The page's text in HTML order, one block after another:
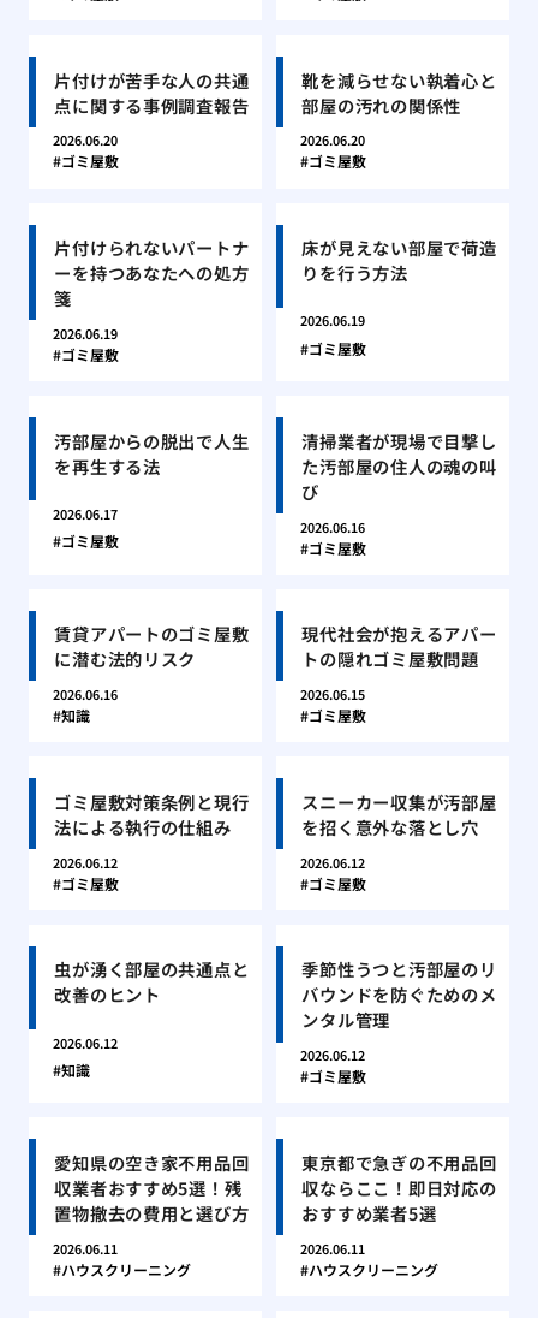
片付けが苦手な人の共通
点に関する事例調査報告
2026.06.20
ゴミ屋敷
靴を減らせない執着心と
部屋の汚れの関係性
2026.06.20
ゴミ屋敷
片付けられないパートナ
ーを持つあなたへの処方
箋
2026.06.19
ゴミ屋敷
床が見えない部屋で荷造
りを行う方法
2026.06.19
ゴミ屋敷
汚部屋からの脱出で人生
を再生する法
2026.06.17
ゴミ屋敷
清掃業者が現場で目撃し
た汚部屋の住人の魂の叫
び
2026.06.16
ゴミ屋敷
賃貸アパートのゴミ屋敷
に潜む法的リスク
2026.06.16
知識
現代社会が抱えるアパー
トの隠れゴミ屋敷問題
2026.06.15
ゴミ屋敷
ゴミ屋敷対策条例と現行
法による執行の仕組み
2026.06.12
ゴミ屋敷
スニーカー収集が汚部屋
を招く意外な落とし穴
2026.06.12
ゴミ屋敷
虫が湧く部屋の共通点と
改善のヒント
2026.06.12
知識
季節性うつと汚部屋のリ
バウンドを防ぐためのメ
ンタル管理
2026.06.12
ゴミ屋敷
愛知県の空き家不用品回
収業者おすすめ5選！残
置物撤去の費用と選び方
2026.06.11
ハウスクリーニング
東京都で急ぎの不用品回
収ならここ！即日対応の
おすすめ業者5選
2026.06.11
ハウスクリーニング